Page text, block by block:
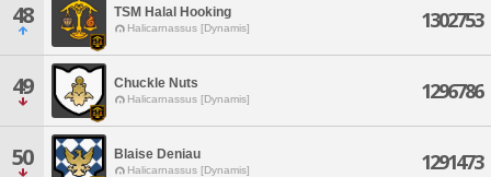
48 TSM Halal Hooking
Halicarnassus [Dynamis] 1302753
49 Chuckle Nuts
Halicarnassus [Dynamis] 1296786
50 Blaise Deniau
Halicarnassus [Dynamis] 1291473